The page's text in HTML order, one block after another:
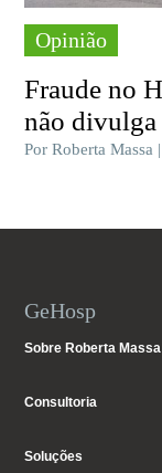
Opinião
Fraude no
não divulga
Por Roberta Massa
GeHosp
Sobre Roberta Massa
Consultoria
Soluções